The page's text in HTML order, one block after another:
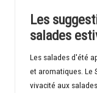
Les
salades
Les salades d'été
et aromatiques. Le
vivacité aux